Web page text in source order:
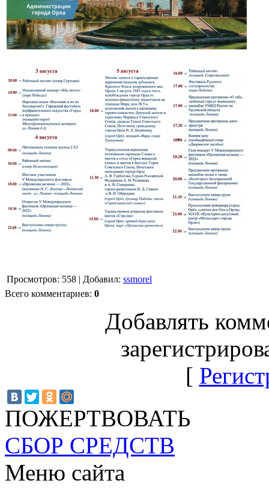
Просмотров: 558 | Добавил: ssmorel
Всего комментариев: 0
Добавлять
[
ПОЖЕРТВОВАТЬ
СБОР СРЕДСТВ
Меню сайта